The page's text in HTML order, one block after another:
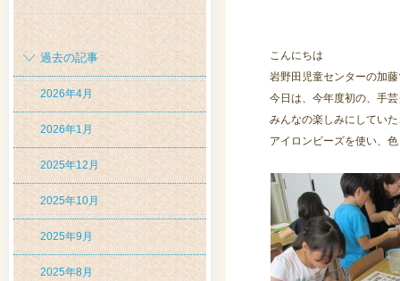
過去の記事
2026年4月
2026年1月
2025年12月
2025年10月
2025年9月
2025年8月
こんにちは
岩野田児童センターの加
今日は、今年度初の、手
みんなの楽しみにしてい
アイロンビーズを使い、